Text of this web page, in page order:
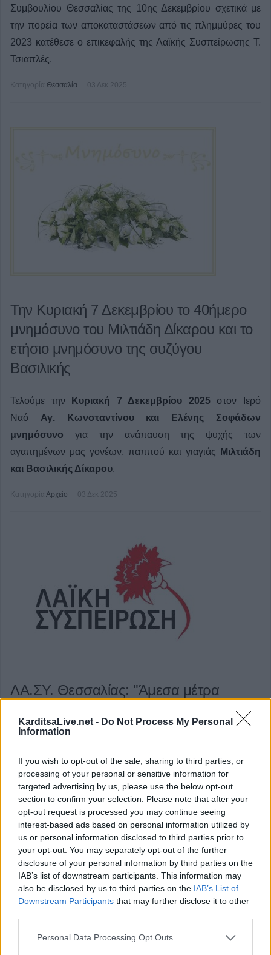
KarditsaLive.net - Do Not Process My Personal
Information
If you wish to opt-out of the sale, sharing to third parties, or
processing of your personal or sensitive information for
targeted advertising by us, please use the below opt-out
section to confirm your selection. Please note that after your
opt-out request is processed you may continue seeing
interest-based ads based on personal information utilized by
us or personal information disclosed to third parties prior to
your opt-out. You may separately opt-out of the further
disclosure of your personal information by third parties on the
IAB’s list of downstream participants. This information may
also be disclosed by us to third parties on the IAB’s List of
Downstream Participants that may further disclose it to other
Personal Data Processing Opt Outs
Συμβουλίου Θεσσαλίας της 10ης Δεκεμβρίου σχετικά με
την πορεία των αποκαταστάσεων από τις πλημμύρες του
2023 κατέθεσε ο επικεφαλής της Λαϊκής Συσπείρωσης Τ.
Τσιαπλές.
Κατηγορία Θεσσαλία 03 Δεκ 2025
Την Κυριακή 7 Δεκεμβρίου το 40ήμερο
μνημόσυνο του Μιλτιάδη Δίκαρου και το
ετήσιο μνημόσυνο της συζύγου
Βασιλικής
Τελούμε την Κυριακή 7 Δεκεμβρίου 2025στον Ιερό
Ναό Αγ. Κωνσταντίνου και Ελένης Σοφάδων
μνημόσυνο για την ανάπαυση της ψυχής των
αγαπημένων μας γονέων, παππού και γιαγιάς Μιλτιάδη
και Βασιλικής Δίκαρου.
Κατηγορία Αρχείο 03 Δεκ 2025
ΛΑ.ΣΥ. Θεσσαλίας: "Άμεσα μέτρα
προστασίας της ανθρώπινης ζωής και
περιουσίας και των δημόσιων
από περιφέρεια, κυβέρνηση και δήμους"
Με μια τετρασέλιδη ανακοίνωσή της η Περιφερειακή Αρχή
Θεσσαλίας, εν΄ όψει εκδήλωσης επικίνδυνων καιρικών
φαινομένων την Πέμπτη 4-12-25 και μέχρι το Σάββατο 6-
12-25, αντί να ενημερώσει για το ποια μέτρα έχει πάρει για
την αντιμετώπιση αυτών των επικίνδυνων φαινομένων,
απευθύνει προς τους πολίτες, ένα κάλεσμα σχεδόν
αποκλειστικής «ατομικής ευθύνης» για την προστασία
τους, αφού ούτε αντιπλημμυρικά έργα έγιναν, ούτε
στελεχώθηκαν με μόνιμο προσωπικό και εξοπλίσθηκαν με